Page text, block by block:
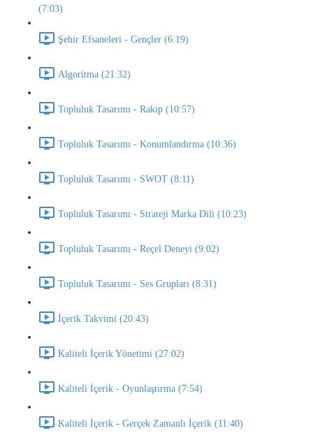
(7:03)
Şehir Efsaneleri - Gençler (6:19)
Algoritma (21:32)
Topluluk Tasarımı - Rakip (10:57)
Topluluk Tasarımı - Konumlandırma (10:36)
Topluluk Tasarımı - SWOT (8:11)
Topluluk Tasarımı - Strateji Marka Dili (10:23)
Topluluk Tasarımı - Reçel Deneyi (9:02)
Topluluk Tasarımı - Ses Grupları (8:31)
İçerik Takvimi (20:43)
Kaliteli İçerik Yönetimi (27:02)
Kaliteli İçerik - Oyunlaştırma (7:54)
Kaliteli İçerik - Gerçek Zamanlı İçerik (11:40)